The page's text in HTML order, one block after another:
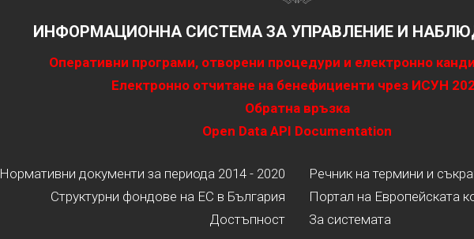
ИНФОРМАЦИОННА СИСТЕМА ЗА УПРАВЛЕНИЕ И
Оперативни програми, отворени процедури и електронно
Електронно отчитане на бенефициенти чрез ИСУН
Обратна връзка
Open Data API Documentation
Нормативни документи за периода 2014 - 2020
Структурни фондове на ЕС в България
Достъпност
Речник на термини и
Портал на Европейската
За системата